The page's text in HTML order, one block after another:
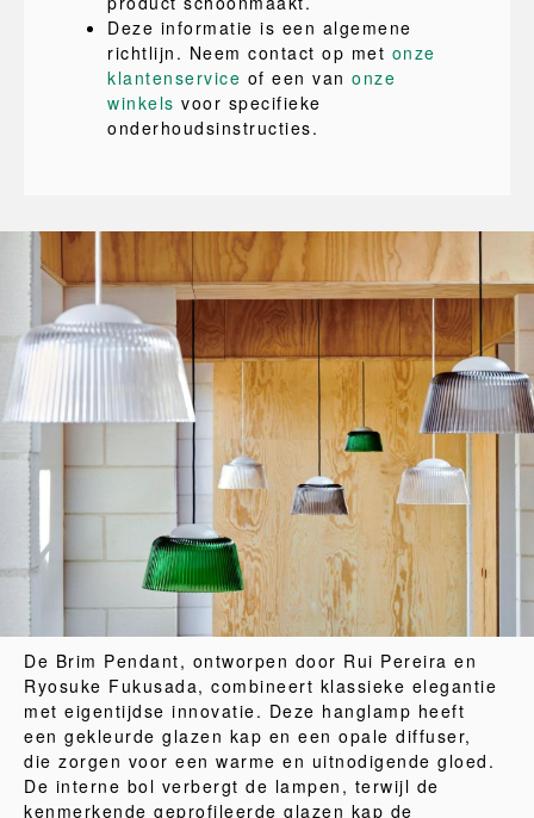
Deze informatie is een algemene
richtlijn. Neem contact op met onze
klantenservice of een van onze
winkels voor specifieke
onderhoudsinstructies.
De Brim Pendant, ontworpen door Rui Pereira en
Ryosuke Fukusada, combineert klassieke elegantie
met eigentijdse innovatie. Deze hanglamp heeft
een gekleurde glazen kap en een opale diffuser,
die zorgen voor een warme en uitnodigende gloed.
De interne bol verbergt de lampen, terwijl de
kenmerkende geprofileerde glazen kap de